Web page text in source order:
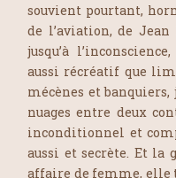
souvient pourtant,
de l’aviation, de
jusqu’à
aussi récréatif que
mécènes et
nuages entre deux
inconditionnel et
aussi et secrète. Et la
affaire de femme, elle